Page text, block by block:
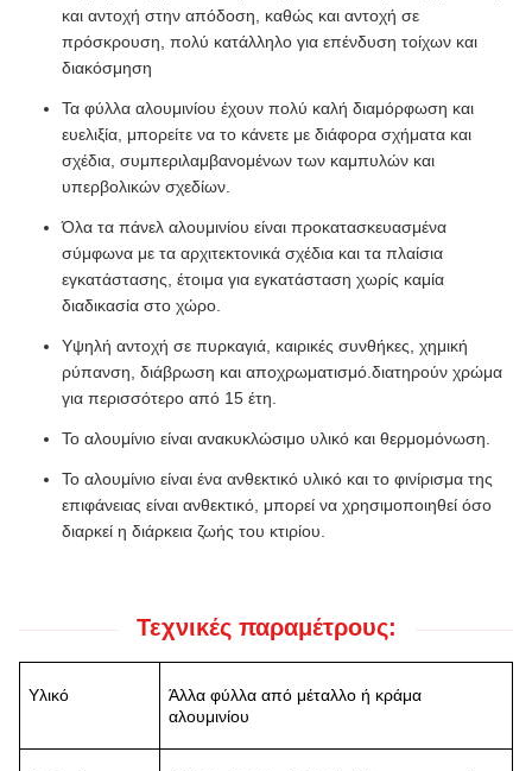
και αντοχή στην απόδοση, καθώς και αντοχή σε
πρόσκρουση, πολύ κατάλληλο για επένδυση τοίχων και
διακόσμηση
Τα φύλλα αλουμινίου έχουν πολύ καλή διαμόρφωση και
ευελιξία, μπορείτε να το κάνετε με διάφορα σχήματα και
σχέδια, συμπεριλαμβανομένων των καμπυλών και
υπερβολικών σχεδίων.
Όλα τα πάνελ αλουμινίου είναι προκατασκευασμένα
σύμφωνα με τα αρχιτεκτονικά σχέδια και τα πλαίσια
εγκατάστασης, έτοιμα για εγκατάσταση χωρίς καμία
διαδικασία στο χώρο.
Υψηλή αντοχή σε πυρκαγιά, καιρικές συνθήκες, χημική
ρύπανση, διάβρωση και αποχρωματισμό.διατηρούν χρώμα
για περισσότερο από 15 έτη.
Το αλουμίνιο είναι ανακυκλώσιμο υλικό και θερμομόνωση.
Το αλουμίνιο είναι ένα ανθεκτικό υλικό και το φινίρισμα της
επιφάνειας είναι ανθεκτικό, μπορεί να χρησιμοποιηθεί όσο
διαρκεί η διάρκεια ζωής του κτιρίου.
Τεχνικές παραμέτρους:
Υλικό
Άλλα φύλλα από μέταλλο ή κράμα
αλουμινίου